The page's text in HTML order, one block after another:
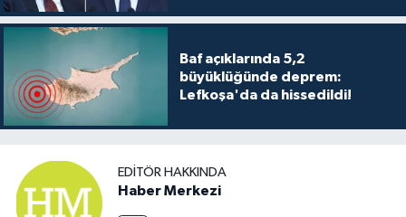
Baf açıklarında 5,2
büyüklüğünde deprem:
Lefkoşa'da da hissedildi!
EDITÖR HAKKINDA
Haber Merkezi